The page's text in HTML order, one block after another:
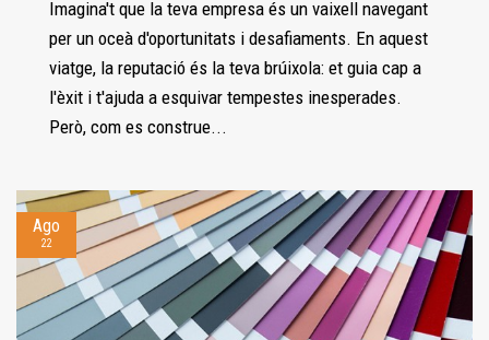
Imagina't que la teva empresa és un vaixell navegant
per un oceà d'oportunitats i desafiaments. En aquest
viatge, la reputació és la teva brúixola: et guia cap a
l'èxit i t'ajuda a esquivar tempestes inesperades.
Però, com es construe...
Ago
22